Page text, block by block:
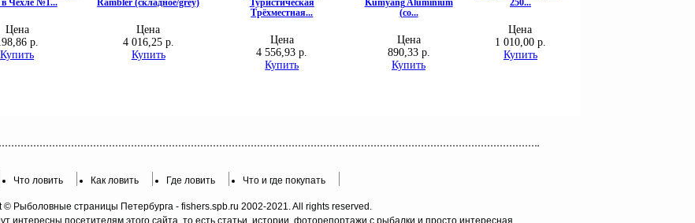
Что ловить Как ловить Где ловить Что и где покупать
© Рыболовные страницы Петербурга - fishers.spb.ru 2002-2021. All rights reserved.
интересны посетителям этого сайта, то есть статьи, истории, фоторепортажи с рыбалки и просто интересная